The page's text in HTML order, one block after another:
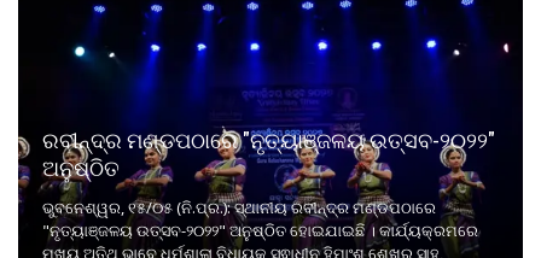
ରବୀନ୍ଦ୍ର ମଣ୍ଡପଠାରେ "ନୃତ୍ୟାଞ୍ଜଳୟ ଉତ୍ସବ-୨୦୨୨"
ଅନୁଷ୍ଠିତ
ଭୁବନେଶ୍ୱର, ୧୫/୦୫ (ନି.ପ୍ର.): ସ୍ଥାନୀୟ ରବୀନ୍ଦ୍ର ମଣ୍ଡପଠାରେ
"ନୃତ୍ୟାଞ୍ଜଳୟ ଉତ୍ସବ-୨୦୨୨" ଅନୁଷ୍ଠିତ ହୋଇଯାଇଛି । କାର୍ଯ୍ୟକ୍ରମରେ
ମୁଖ୍ୟ ଅତିଥି ଭାବେ ଧର୍ମଶାଳା ବିଧାୟକ ସ୍ଵାଧୀନ ହିମାଂଶୁ ଶେଖର ସାହୁ,